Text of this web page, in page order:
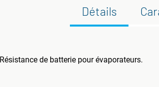
Détails
Résistance de batterie pour évaporateurs.